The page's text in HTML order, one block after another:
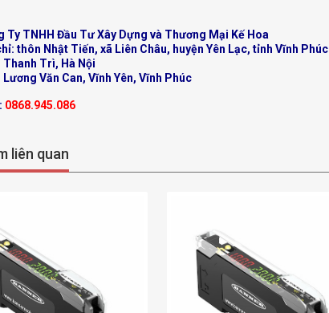
Ty TNHH Đầu Tư Xây Dựng và Thương Mại Kế Hoa
thôn Nhật Tiến, xã Liên Châu, huyện Yên Lạc, tỉnh Vĩnh Phúc
Thanh Trì, Hà Nội
Lương Văn Can, Vĩnh Yên, Vĩnh Phúc
0868.945.086
liên quan